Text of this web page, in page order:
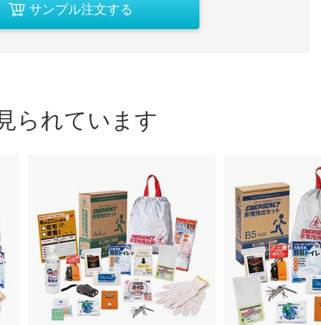
サンプル注文する
られています